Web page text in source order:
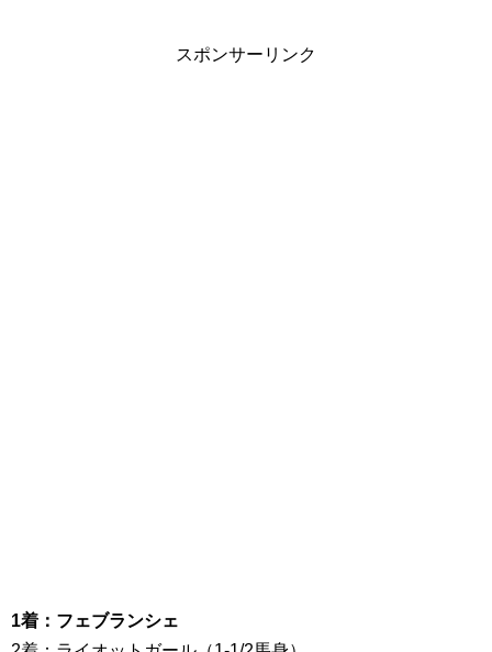
スポンサーリンク
1着：フェブランシェ